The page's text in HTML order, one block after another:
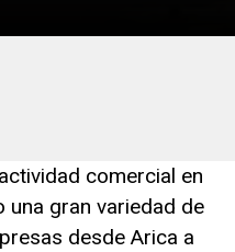
comercial en
una gran variedad de
desde Arica a